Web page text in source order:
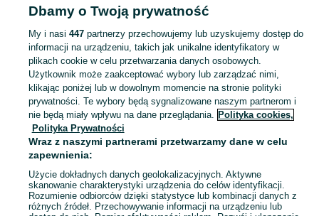
Mapa ministron
Dbamy o Twoją prywatność
My i nasi 447partnerzy przechowujemy lub uzyskujemy dostęp do
informacji na urządzeniu, takich jak unikalne identyfikatory w
plikach cookie w celu przetwarzania danych osobowych.
Użytkownik może zaakceptować wybory lub zarządzać nimi,
klikając poniżej lub w dowolnym momencie na stronie polityki
prywatności. Te wybory będą sygnalizowane naszym partnerom i
nie będą miały wpływu na dane przeglądania. Polityka cookies,
Polityka Prywatności
Wraz z naszymi partnerami przetwarzamy dane w celu
zapewnienia:
Użycie dokładnych danych geolokalizacyjnych. Aktywne
skanowanie charakterystyki urządzenia do celów identyfikacji.
Rozumienie odbiorców dzięki statystyce lub kombinacji danych z
różnych źródeł. Przechowywanie informacji na urządzeniu lub